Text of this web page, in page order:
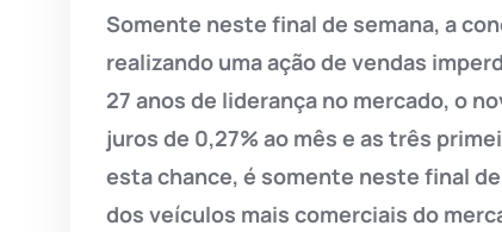
Somente neste final de semana, a
realizando uma ação de vendas
27 anos de liderança no mercado, o
juros de 0,27% ao mês e as três
esta chance, é somente neste final
dos veículos mais comerciais do